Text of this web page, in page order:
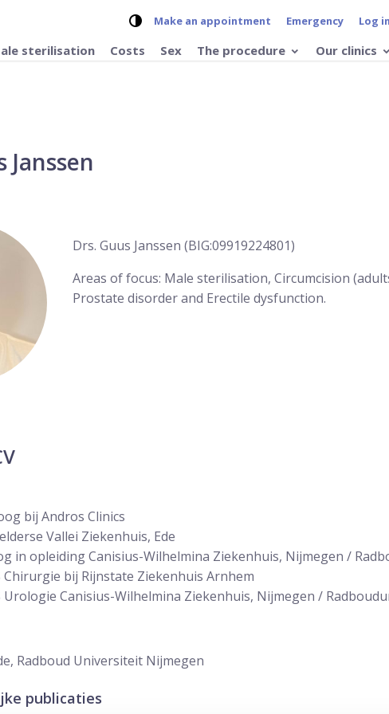
Change contrast on the website
Make an appointment Emergency Log
sterilisation Costs Sex The procedure Our clinics
Janssen
Drs. Guus Janssen (BIG:09919224801)
Areas of focus: Male sterilisation, Circumcision
Prostate disorder and Erectile dysfunction.
bij Andros Clinics
Vallei Ziekenhuis, Ede
in opleiding Canisius-Wilhelmina Ziekenhuis, Nijmegen /
Chirurgie bij Rijnstate Ziekenhuis Arnhem
Urologie Canisius-Wilhelmina Ziekenhuis, Nijmegen /
Radboud Universiteit Nijmegen
publicaties